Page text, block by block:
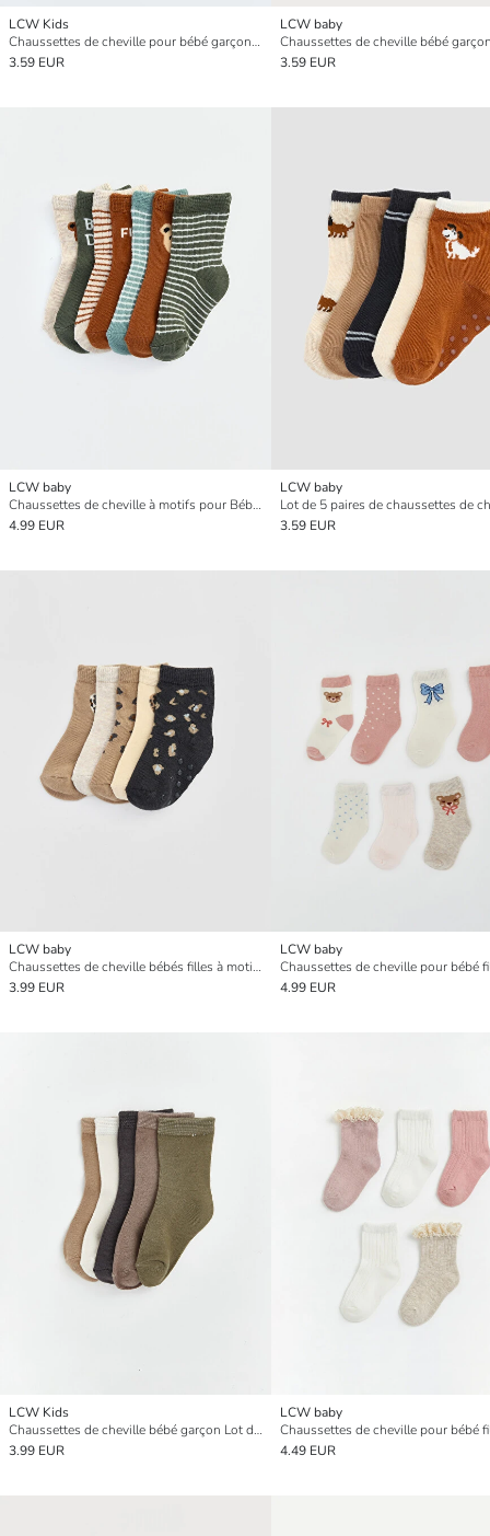
LCW Kids
Chaussettes de cheville pour bébé garçon Lot de 5 pièces
3.59 EUR
LCW baby
3.59 EUR
LCW baby
Chaussettes de cheville à motifs pour Bébés Garçons Lot de 7
4.99 EUR
LCW baby
3.59 EUR
LCW baby
Chaussettes de cheville bébés filles à motifs lot de 5 pièces
3.99 EUR
LCW baby
4.99 EUR
LCW Kids
Chaussettes de cheville bébé garçon Lot de 5 pièces
3.99 EUR
LCW baby
4.49 EUR